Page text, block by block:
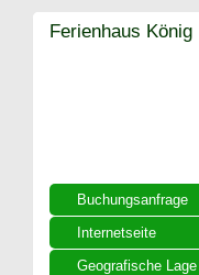
Buchungsanfrage
Internetseite
Geografische Lage
Ferienhaus König